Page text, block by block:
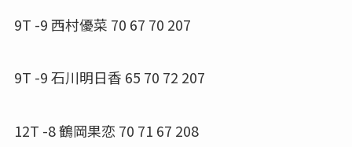
9T -9 西村優菜 70 67 70 207
9T -9 石川明日香 65 70 72 207
12T -8 鶴岡果恋 70 71 67 208